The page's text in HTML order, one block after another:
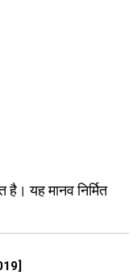
यह मानव निर्मित